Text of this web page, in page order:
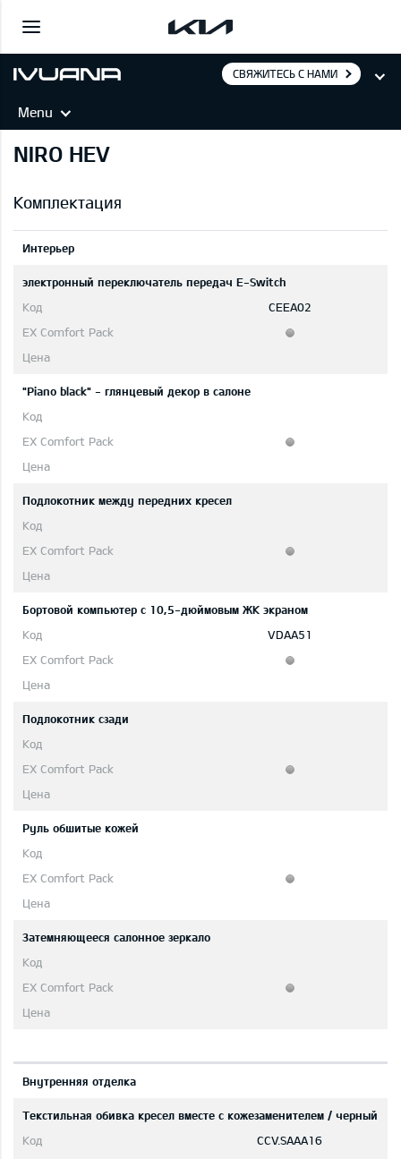
СВЯЖИТЕСЬ С НАМИ
Menu
NIRO HEV
Комплектация
Интерьер
электронный переключатель передач E-Switch
CEEA02
"Piano black" - глянцевый декор в салоне
Подлокотник между передних кресел
Бортовой компьютер с 10,5-дюймовым ЖК экраном
VDAA51
Подлокотник сзади
Руль обшитые кожей
Затемняющееся салонное зеркало
Bнутренняя отделка
Текстильная обивка кресел вместе с кожезаменителем / черный
CCV.SAAA16